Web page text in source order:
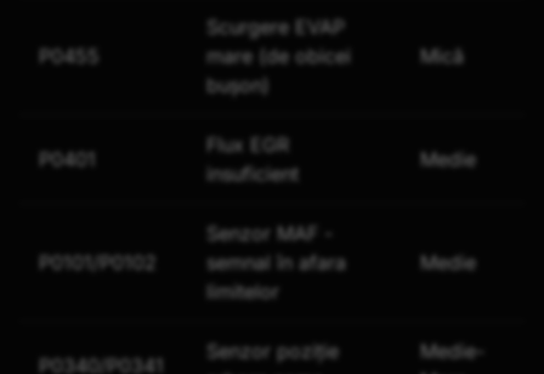
P0455
Scurgere EVAP
mare (de obicei
bușon)
Mică
P0401
Flux EGR
insuficient
Medie
P0101/P0102
Senzor MAF -
semnal în afara
limitelor
Medie
P0340/P0341
Senzor poziție
Medie-